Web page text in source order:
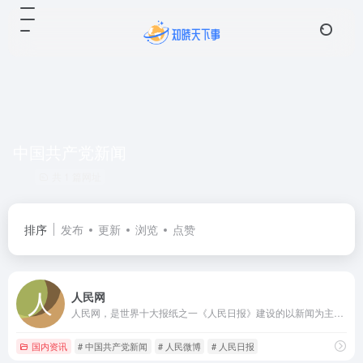
排序 发布 更新 浏览 点赞
人民网
国内资讯 # 中国共产党新闻 # 人民微博 # 人民日报